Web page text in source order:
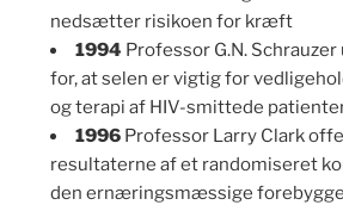
nedsætter risikoen for kræft
1994 Professor G.N.
for, at selen er vigtig for
og terapi af HIV-smittede
1996 Professor Larry Clark
resultaterne af et randomiseret
den ernæringsmæssige